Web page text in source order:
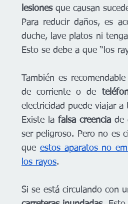
lesiones que causan
Para reducir daños, es
duche, lave platos ni
Esto se debe a que “los
También es recomendable
de corriente o de
electricidad puede viajar a
Existe la falsa creencia de
ser peligroso. Pero no es
que estos aparatos no
los rayos.
Si se está circulando con